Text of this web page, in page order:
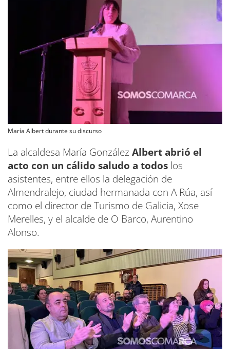
María Albert durante su discurso
La alcaldesa María González Albert abrió el
acto con un cálido saludo a todos los
asistentes, entre ellos la delegación de
Almendralejo, ciudad hermanada con A Rúa, así
como el director de Turismo de Galicia, Xose
Merelles, y el alcalde de O Barco, Aurentino
Alonso.